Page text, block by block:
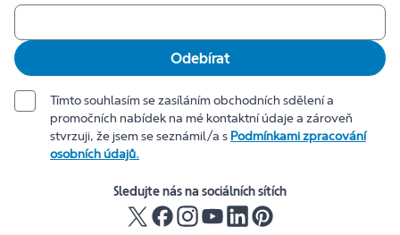
Odebírat
Tímto souhlasím se zasíláním obchodních sdělení a
promočních nabídek na mé kontaktní údaje a zároveň
stvrzuji, že jsem se seznámil/a s Podmínkami zpracování
osobních údajů.
Sledujte nás na sociálních sítích